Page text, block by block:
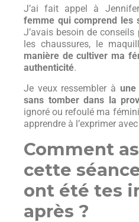
J’ai fait appel à
femme qui comprend les
J’avais besoin de
les chaussures, le
manière de cultiver ma
authenticité.
Je veux ressembler à une
sans tomber dans la
ignoré ou refoulé ma
apprendre à l’exprimer
Comment
cette
ont été tes
après ?